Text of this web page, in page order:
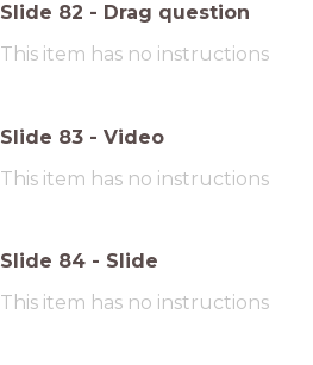
Slide 82 - Drag question
This item has no instructions
Slide 83 - Video
This item has no instructions
Slide 84 - Slide
This item has no instructions